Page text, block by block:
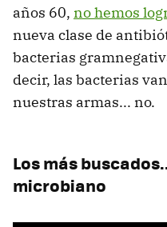
años 60, no hemos
nueva clase de
bacterias
decir, las bacterias
nuestras armas... no.
Los más
microbiano